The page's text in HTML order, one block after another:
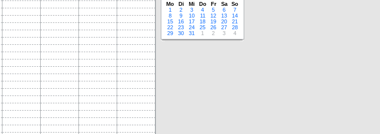
Mo
Di Mi Do Fr Sa
So
1
2 3 4 5 6
7
8
9 10 11 12 13
14
15
16 17 18 19 20
21
22
23 24 25 26 27
28
29
30 31 1 2 3 4